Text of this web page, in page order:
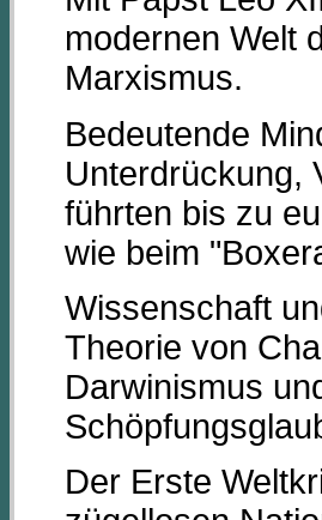
modernen Welt
Marxismus.
Bedeutende
Unterdrückung,
führten bis zu
wie beim
Wissenschaft
Theorie von
Darwinismus
Der Erste